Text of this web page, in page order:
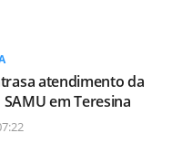
atendimento da
em Teresina